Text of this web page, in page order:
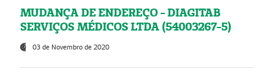
MUDANÇA DE ENDEREÇO - DIAGITAB
SERVIÇOS MÉDICOS LTDA (54003267-5)
03 de Novembro de 2020